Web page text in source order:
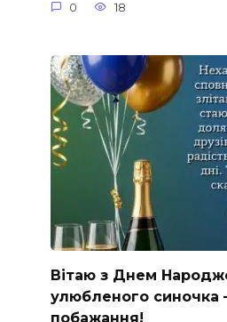
0 18
Вітаю з Днем
улюбленого синочка
побажання!